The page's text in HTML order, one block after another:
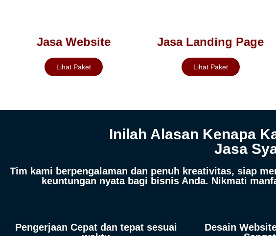
Jasa Website
Lihat Paket
Jasa Landing Page
Lihat Paket
Inilah Alasan Kenapa
Jasa
Tim kami berpengalaman dan penuh kreativitas, siap
keuntungan nyata bagi bisnis Anda. Nikmati
Pengerjaan Cepat dan tepat sesuai
Desain